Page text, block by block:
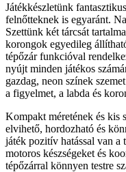
Játékkészletünk
felnőtteknek is egyaránt.
Szettünk két tárcsát
korongok egyedileg
tépőzár funkcióval
nyújt minden játékos
gazdag, neon színek
a figyelmet, a labda és
Kompakt méretének és kis
elvihető, hordozható és
játék pozitív hatással van a
motoros készségeket és
tépőzárral könnyen testre